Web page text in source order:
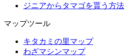
ジニアからタマゴを貰う方法
マップツール
キタカミの里マップ
わざマシンマップ